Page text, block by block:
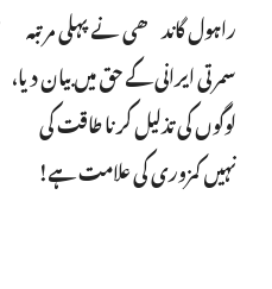
راہول گاندھی نے پہلی مرتبہ
سمرتی ایرانی کے حق میں بیان دیا،
لوگوں کی تذلیل کرنا طاقت کی
نہیں کمزوری کی علامت ہے!